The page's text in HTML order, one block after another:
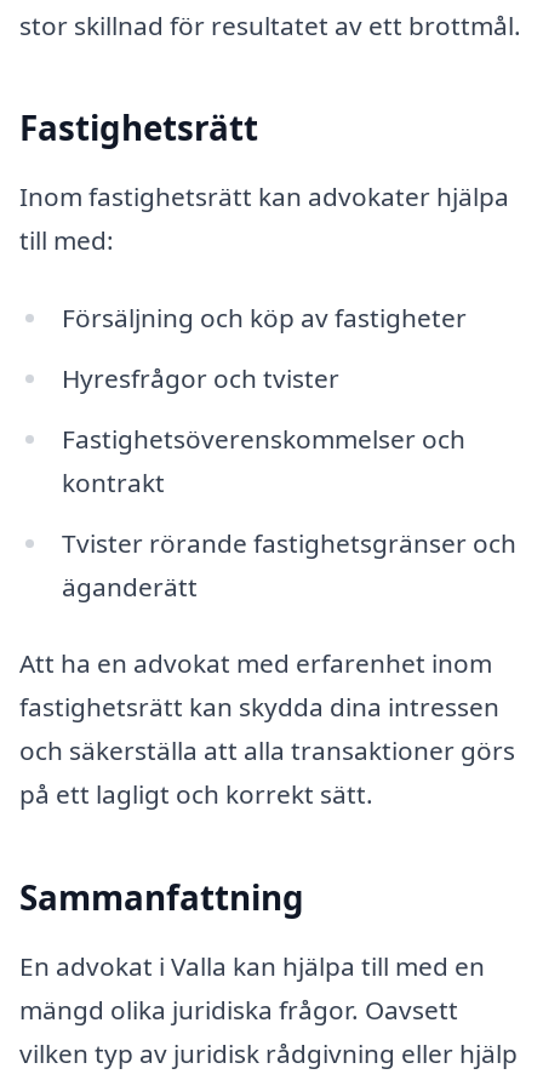
stor skillnad för resultatet av ett brottmål.
Fastighetsrätt
Inom fastighetsrätt kan advokater hjälpa
till med:
Försäljning och köp av fastigheter
Hyresfrågor och tvister
Fastighetsöverenskommelser och
kontrakt
Tvister rörande fastighetsgränser och
äganderätt
Att ha en advokat med erfarenhet inom
fastighetsrätt kan skydda dina intressen
och säkerställa att alla transaktioner görs
på ett lagligt och korrekt sätt.
Sammanfattning
En advokat i Valla kan hjälpa till med en
mängd olika juridiska frågor. Oavsett
vilken typ av juridisk rådgivning eller hjälp